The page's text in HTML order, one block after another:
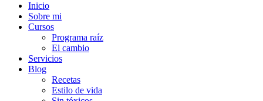
Inicio
Sobre mi
Cursos
Programa raíz
El cambio
Servicios
Blog
Recetas
Estilo de vida